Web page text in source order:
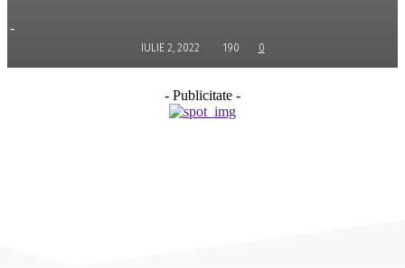
-
IULIE 2, 2022 190 0
- Publicitate -